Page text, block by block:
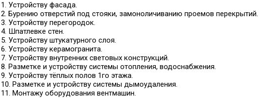
1. Устройству фасада.
2. Бурению отверстий под стояки, замоноличиванию проемов перекрытий.
3. Устройству перегородок.
4. Шпатлевке стен.
5. Устройству штукатурного слоя.
6. Устройству керамогранита.
7. Устройству внутренних световых конструкций.
8. Разметке и устройству системы отопления, водоснабжения.
9. Устройству тёплых полов 1го этажа.
10. Разметке и устройству системы дымоудаления.
11. Монтажу оборудования вентмашин.